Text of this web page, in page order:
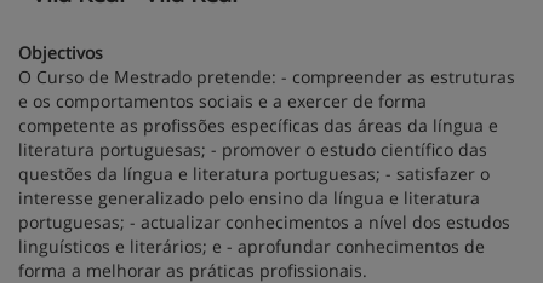
Objectivos
O Curso de Mestrado pretende: - compreender as estruturas
e os comportamentos sociais e a exercer de forma
competente as profissões específicas das áreas da língua e
literatura portuguesas; - promover o estudo científico das
questões da língua e literatura portuguesas; - satisfazer o
interesse generalizado pelo ensino da língua e literatura
portuguesas; - actualizar conhecimentos a nível dos estudos
linguísticos e literários; e - aprofundar conhecimentos de
forma a melhorar as práticas profissionais.